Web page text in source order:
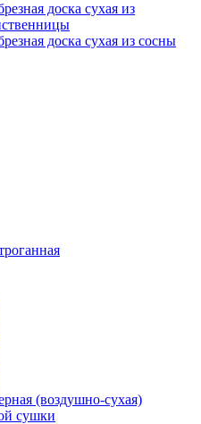
доска сухая из
доска сухая из сосны
(воздушно-сухая)
сушки